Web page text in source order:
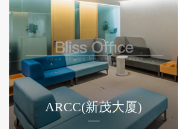
ARCC(新茂大厦)